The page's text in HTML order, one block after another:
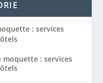
: services